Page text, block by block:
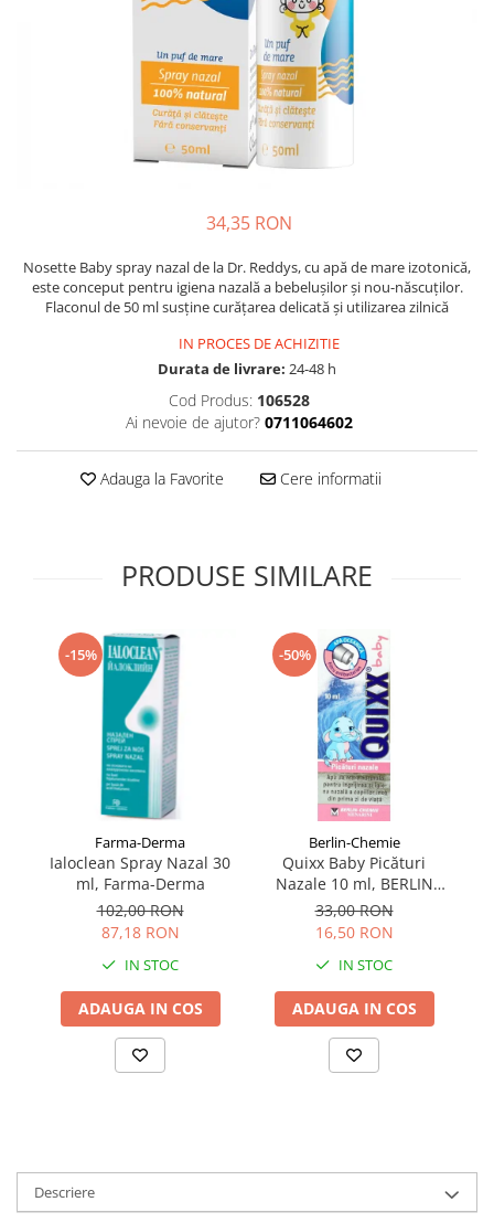
Probiotice si prebiotice
Somn stres si anxietate
Supliment Calciu
Supliment Magneziu
Supliment Vitamina B
Supliment Vitamina C
Supliment Zinc
Tuse gat si respiratie
Vitamine si minerale
Balsam masca si tratament
Produse cu SPF Pentru Fata
Repelenti insecte
34,35 RON
Nosette Baby spray nazal de la Dr. Reddys, cu apă de mare izotonică,
este conceput pentru igiena nazală a bebelușilor și nou-născuților.
Flaconul de 50 ml susține curățarea delicată și utilizarea zilnică
IN PROCES DE ACHIZITIE
Durata de livrare: 24-48 h
Cod Produs: 106528
Ai nevoie de ajutor? 0711064602
Adauga la Favorite Cere informatii
PRODUSE SIMILARE
-15%
Farma-Derma
Ialoclean Spray Nazal 30
ml, Farma-Derma
102,00 RON
87,18 RON
IN STOC
ADAUGA IN COS
-50%
Berlin-Chemie
Quixx Baby Picături
Nazale 10 ml, BERLIN
CHEMIE
33,00 RON
16,50 RON
IN STOC
ADAUGA IN COS
Descriere